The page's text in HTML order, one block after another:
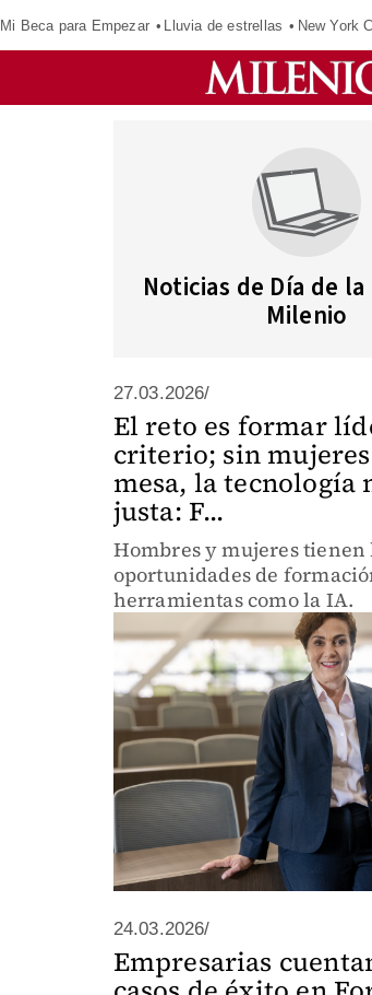
Mi Beca para Empezar Lluvia de estrellas New York
Noticias de Día de
Milenio
27.03.2026/
El reto es formar
criterio; sin
mesa, la tecnología
justa: F...
Hombres y mujeres tienen
oportunidades de
herramientas como la IA.
24.03.2026/
Empresarias